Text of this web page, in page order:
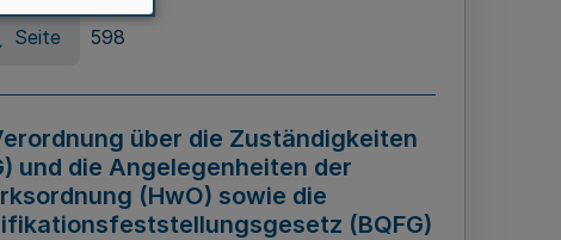
Seite 598
über die Zuständigkeiten
und die Angelegenheiten der
(HwO) sowie die
(BQFG)